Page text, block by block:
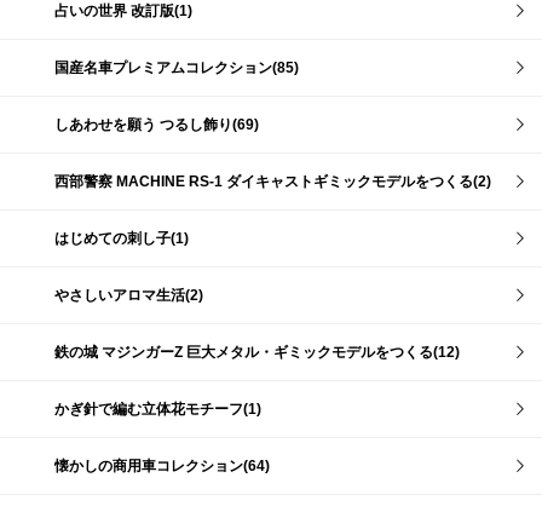
占いの世界 改訂版(1)
国産名車プレミアムコレクション(85)
しあわせを願う つるし飾り(69)
西部警察 MACHINE RS-1 ダイキャストギミックモデルをつくる(2)
はじめての刺し子(1)
やさしいアロマ生活(2)
鉄の城 マジンガーZ 巨大メタル・ギミックモデルをつくる(12)
かぎ針で編む立体花モチーフ(1)
懐かしの商用車コレクション(64)